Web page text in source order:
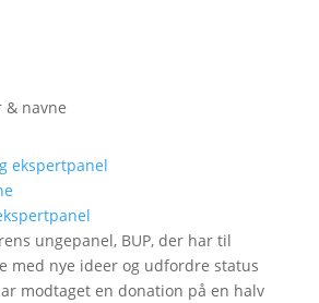
& navne
ungepanel, BUP, der har til
med nye ideer og udfordre status
modtaget en donation på en halv